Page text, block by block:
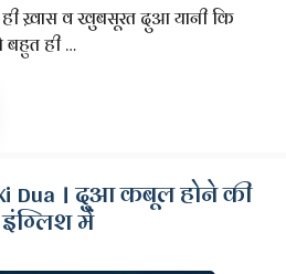
ख़ास व खुबसूरत दुआ यानी कि
बहुत ही …
Dua । दुआ कबूल होने की
में